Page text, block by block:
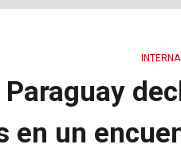
en un